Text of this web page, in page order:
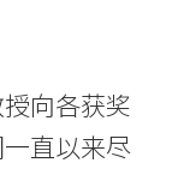
向各获奖
直以来尽